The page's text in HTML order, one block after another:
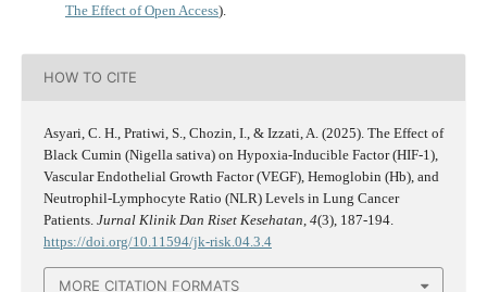
The Effect of Open Access).
HOW TO CITE
Asyari, C. H., Pratiwi, S., Chozin, I., & Izzati, A. (2025). The Effect of
Black Cumin (Nigella sativa) on Hypoxia-Inducible Factor (HIF-1),
Vascular Endothelial Growth Factor (VEGF), Hemoglobin (Hb), and
Neutrophil-Lymphocyte Ratio (NLR) Levels in Lung Cancer
Patients. Jurnal Klinik Dan Riset Kesehatan 4(3), 187-194.
https://doi.org/10.11594/jk-risk.04.3.4
MORE CITATION FORMATS